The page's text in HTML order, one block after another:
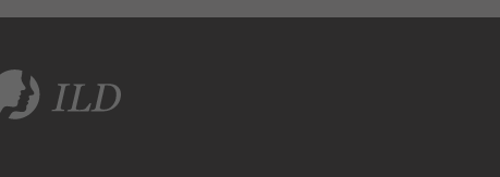
Anhand der ID können Seitenaufrufe einem Besucher zugeordnet